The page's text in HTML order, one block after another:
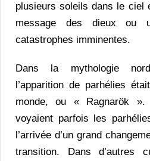
plusieurs soleils dans le ciel
message des dieux ou
catastrophes imminentes.
Dans la mythologie
l’apparition de parhélies
monde, ou « Ragnarök ».
voyaient parfois les
l’arrivée d’un grand
transition. Dans d’autres